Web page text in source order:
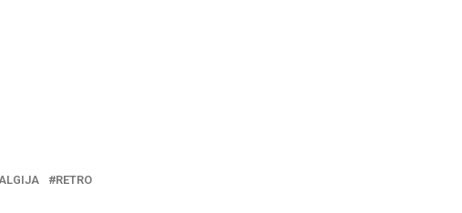
RETRO